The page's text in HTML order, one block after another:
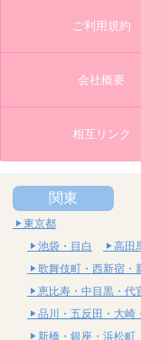
ご利用規約
会社概要
相互リンク
関東
東京都
池袋・目白
高田
歌舞伎町・西新宿・
恵比寿・中目黒・代
品川・五反田・大崎
新橋・銀座・浜松町